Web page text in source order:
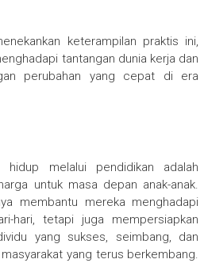
keterampilan praktis ini,
tantangan dunia kerja dan
perubahan yang cepat di era
hidup melalui pendidikan adalah
untuk masa depan anak-anak.
membantu mereka menghadapi
hari, tetapi juga mempersiapkan
yang sukses, seimbang, dan
yang terus berkembang.